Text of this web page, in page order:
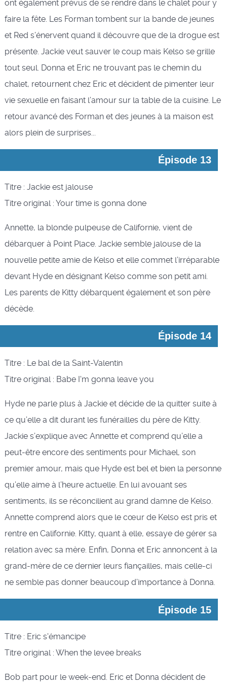
ont également prévus de se rendre dans le chalet pour y
faire la fête. Les Forman tombent sur la bande de jeunes
et Red s’énervent quand il découvre que de la drogue est
présente. Jackie veut sauver le coup mais Kelso se grille
tout seul. Donna et Eric ne trouvant pas le chemin du
chalet, retournent chez Eric et décident de pimenter leur
vie sexuelle en faisant l’amour sur la table de la cuisine. Le
retour avancé des Forman et des jeunes à la maison est
alors plein de surprises...
Épisode 13
Titre : Jackie est jalouse
Titre original : Your time is gonna done
Annette, la blonde pulpeuse de Californie, vient de
débarquer à Point Place. Jackie semble jalouse de la
nouvelle petite amie de Kelso et elle commet l’irréparable
devant Hyde en désignant Kelso comme son petit ami.
Les parents de Kitty débarquent également et son père
décède.
Épisode 14
Titre : Le bal de la Saint-Valentin
Titre original : Babe I'm gonna leave you
Hyde ne parle plus à Jackie et décide de la quitter suite à
ce qu’elle a dit durant les funérailles du père de Kitty.
Jackie s’explique avec Annette et comprend qu’elle a
peut-être encore des sentiments pour Michael, son
premier amour, mais que Hyde est bel et bien la personne
qu’elle aime à l’heure actuelle. En lui avouant ses
sentiments, ils se réconcilient au grand damne de Kelso.
Annette comprend alors que le cœur de Kelso est pris et
rentre en Californie. Kitty, quant à elle, essaye de gérer sa
relation avec sa mère. Enfin, Donna et Eric annoncent à la
grand-mère de ce dernier leurs fiançailles, mais celle-ci
ne semble pas donner beaucoup d’importance à Donna.
Épisode 15
Titre : Eric s'émancipe
Titre original : When the levee breaks
Bob part pour le week-end. Eric et Donna décident de